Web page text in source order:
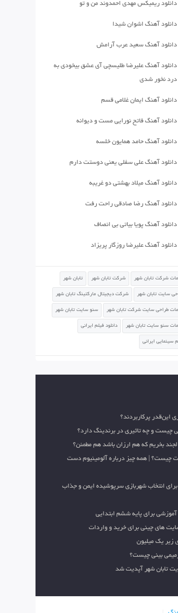
دانلود ریمیکس مهدی احمدوند من و تو
دانلود آهنگ اشوان شیدا
دانلود آهنگ سعید عرب آرامش
دانلود آهنگ علیرضا طلیسچی آی عشق بیخودی به
درد نخور شدی
دانلود آهنگ ایمان غلامی قسم
دانلود آهنگ فاتح نورایی مست و دیوانه
دانلود آهنگ حامد همایون خلسه
دانلود آهنگ علی سفلی یعنی دوستت دارم
دانلود آهنگ میلاد بهشتی دو غریبه
دانلود آهنگ رضا صادقی راحت رفت
دانلود آهنگ پویا بیاتی بی انصاف
دانلود آهنگ علیرضا روزگار پریزاد
شرکت تابان شهر شرکت تابان شهر تابان شهر
سایت تابان شهر شرکت دیجیتال مارکتینگ تابان شهر
طراحی سایت شرکت تابان شهر سئو سایت تابان شهر
سئو سایت تابان شهر دانلود فیلم ایرانی
سینمایی ایرانی
این‌قدر پرکاربردند؟
چیست و چه تاثیری در برندینگ دارد؟
بخریم که هم ارزان باشد هم مطمئن؟
چیست؟ | همه چیز درباره آلومینیوم دست
برای انتخاب شهربازی سرپوشیده ایمن و جذاب
برای پایه ششم ابتدایی
های چینی برای خرید و واردات
زیر یک میلیون
بینی چیست؟
تابان شهر آپدیت شد